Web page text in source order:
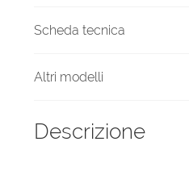
Scheda tecnica
Altri modelli
Descrizione